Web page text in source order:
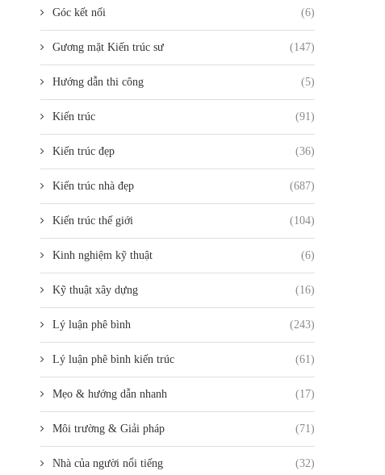
Góc kết nối (6)
Gương mặt Kiến trúc sư (147)
Hướng dẫn thi công (5)
Kiến trúc (91)
Kiến trúc đẹp (36)
Kiến trúc nhà đẹp (687)
Kiến trúc thế giới (104)
Kinh nghiệm kỹ thuật (6)
Kỹ thuật xây dựng (16)
Lý luận phê bình (243)
Lý luận phê bình kiến trúc (61)
Mẹo & hướng dẫn nhanh (17)
Môi trường & Giải pháp (71)
Nhà của người nổi tiếng (32)